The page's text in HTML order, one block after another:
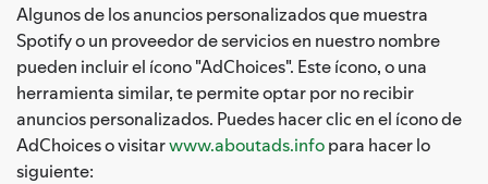
Algunos de los anuncios personalizados que muestra
Spotify o un proveedor de servicios en nuestro nombre
pueden incluir el ícono "AdChoices". Este ícono, o una
herramienta similar, te permite optar por no recibir
anuncios personalizados. Puedes hacer clic en el ícono de
AdChoices o visitarwww.aboutads.infopara hacer lo
siguiente: